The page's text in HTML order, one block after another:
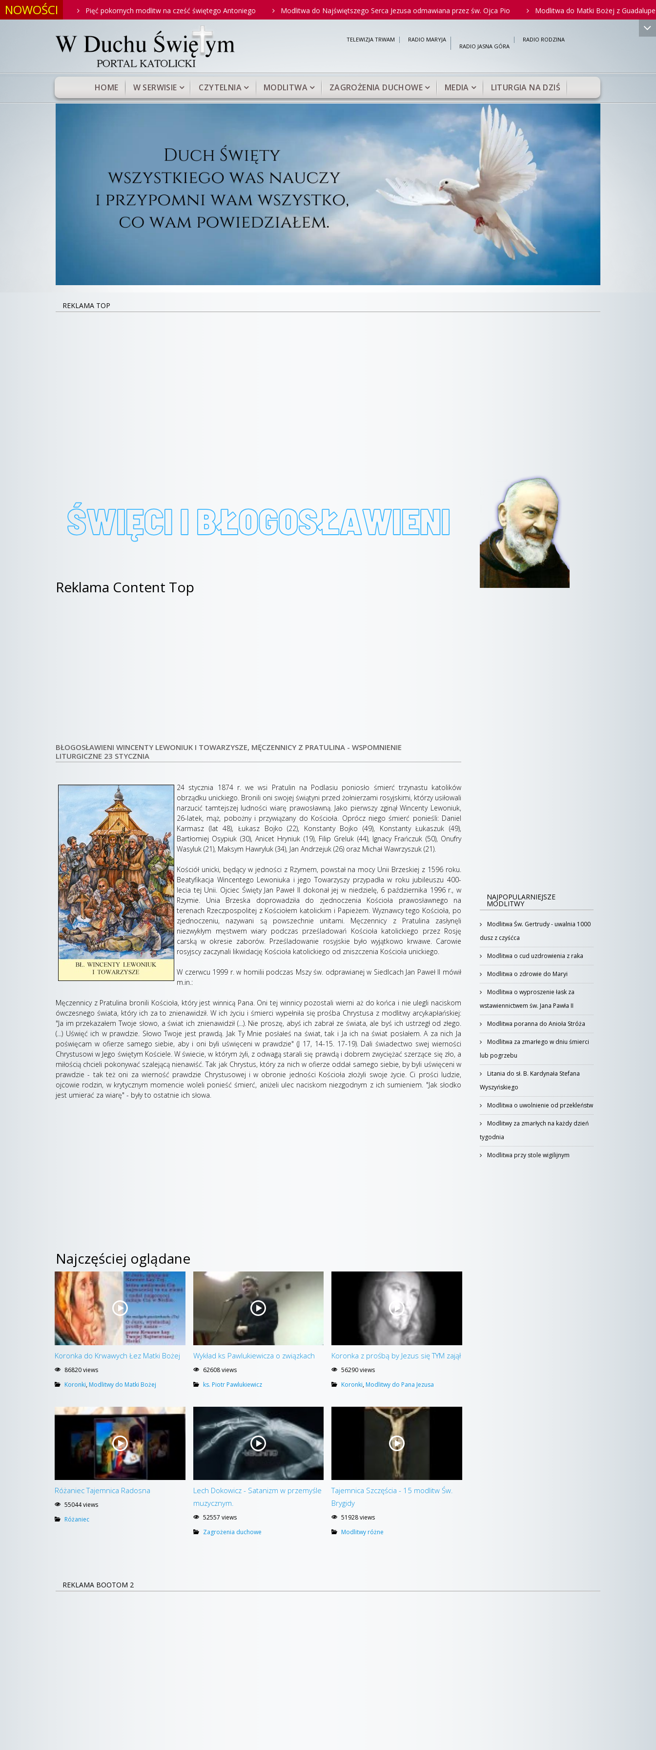
NOWOŚCIPięć pokornych modlitw na cześć świętego Antoniego Modlitwa do Najświętszego Serca Jezusa odmawiana przez św. Ojca Pio Modlitwa do Matki Bożej z Guadalupe za
TELEWIZJA TRWAM RADIO MARYJA
RADIO JASNA GÓRA
RADIO RODZINA
HOME W SERWISIE CZYTELNIA MODLITWA ZAGROŻENIA DUCHOWE MEDIA LITURGIA NA DZIŚ
REKLAMA TOP
Reklama Content Top
BŁOGOSŁAWIENI WINCENTY LEWONIUK I TOWARZYSZE, MĘCZENNICY Z PRATULINA - WSPOMNIENIE
LITURGICZNE 23 STYCZNIA
24 stycznia 1874 r. we wsi Pratulin na Podlasiu poniosło śmierć trzynastu katolików
obrządku unickiego. Bronili oni swojej świątyni przed żołnierzami rosyjskimi, którzy usiłowali
narzucić tamtejszej ludności wiarę prawosławną. Jako pierwszy zginął Wincenty Lewoniuk,
26-latek, mąż, pobożny i przywiązany do Kościoła. Oprócz niego śmierć ponieśli: Daniel
Karmasz (lat 48), Łukasz Bojko (22), Konstanty Bojko (49), Konstanty Łukaszuk (49),
Bartłomiej Osypiuk (30), Anicet Hryniuk (19), Filip Greluk (44), Ignacy Frańczuk (50), Onufry
Wasyluk (21), Maksym Hawryluk (34), Jan Andrzejuk (26) oraz Michał Wawrzyszuk (21).
Kościół unicki, będący w jedności z Rzymem, powstał na mocy Unii Brzeskiej z 1596 roku.
Beatyfikacja Wincentego Lewoniuka i jego Towarzyszy przypadła w roku jubileuszu 400-
lecia tej Unii. Ojciec Święty Jan Paweł II dokonał jej w niedzielę, 6 października 1996 r., w
Rzymie. Unia Brzeska doprowadziła do zjednoczenia Kościoła prawosławnego na
terenach Rzeczpospolitej z Kościołem katolickim i Papieżem. Wyznawcy tego Kościoła, po
zjednoczeniu, nazywani są powszechnie unitami. Męczennicy z Pratulina zasłynęli
niezwykłym męstwem wiary podczas prześladowań Kościoła katolickiego przez Rosję
carską w okresie zaborów. Prześladowanie rosyjskie było wyjątkowo krwawe. Carowie
rosyjscy zaczynali likwidację Kościoła katolickiego od zniszczenia Kościoła unickiego.
W czerwcu 1999 r. w homilii podczas Mszy św. odprawianej w Siedlcach Jan Paweł II mówił
m.in.:
Męczennicy z Pratulina bronili Kościoła, który jest winnicą Pana. Oni tej winnicy pozostali wierni aż do końca i nie ulegli naciskom
ówczesnego świata, który ich za to znienawidził. W ich życiu i śmierci wypełniła się prośba Chrystusa z modlitwy arcykapłańskiej:
"Ja im przekazałem Twoje słowo, a świat ich znienawidził (...). Nie proszę, abyś ich zabrał ze świata, ale byś ich ustrzegł od złego.
(...) Uświęć ich w prawdzie. Słowo Twoje jest prawdą. Jak Ty Mnie posłałeś na świat, tak i Ja ich na świat posłałem. A za nich Ja
poświęcam w ofierze samego siebie, aby i oni byli uświęceni w prawdzie" (J 17, 14-15. 17-19). Dali świadectwo swej wierności
Chrystusowi w Jego świętym Kościele. W świecie, w którym żyli, z odwagą starali się prawdą i dobrem zwyciężać szerzące się zło, a
miłością chcieli pokonywać szalejącą nienawiść. Tak jak Chrystus, który za nich w ofierze oddał samego siebie, by byli uświęceni w
prawdzie - tak też oni za wierność prawdzie Chrystusowej i w obronie jedności Kościoła złożyli swoje życie. Ci prości ludzie,
ojcowie rodzin, w krytycznym momencie woleli ponieść śmierć, aniżeli ulec naciskom niezgodnym z ich sumieniem. "Jak słodko
jest umierać za wiarę" - były to ostatnie ich słowa.
Najczęściej oglądane
Koronka do Krwawych Łez Matki Bożej
86820 views
Koronki, Modlitwy do Matki Bożej
Wykład ks Pawlukiewicza o związkach
62608 views
ks. Piotr Pawlukiewicz
Koronka z prośbą by Jezus się TYM zajął
56290 views
Koronki,Modlitwy do Pana Jezusa
Różaniec Tajemnica Radosna
55044 views
Różaniec
Lech Dokowicz - Satanizm w przemyśle
muzycznym.
52557 views
Zagrożenia duchowe
Tajemnica Szczęścia - 15 modlitw Św.
Brygidy
51928 views
Modlitwy różne
NAJPOPULARNIEJSZE
MODLITWY
Modlitwa Św. Gertrudy - uwalnia 1000
dusz z czyśćca
Modlitwa o cud uzdrowienia z raka
Modlitwa o zdrowie do Maryi
Modlitwa o wyproszenie łask za
wstawiennictwem św. Jana Pawła II
Modlitwa poranna do Anioła Stróża
Modlitwa za zmarłego w dniu śmierci
lub pogrzebu
Litania do sł. B. Kardynała Stefana
Wyszyńskiego
Modlitwa o uwolnienie od przekleństw
Modlitwy za zmarłych na każdy dzień
tygodnia
Modlitwa przy stole wigilijnym
REKLAMA BOOTOM 2